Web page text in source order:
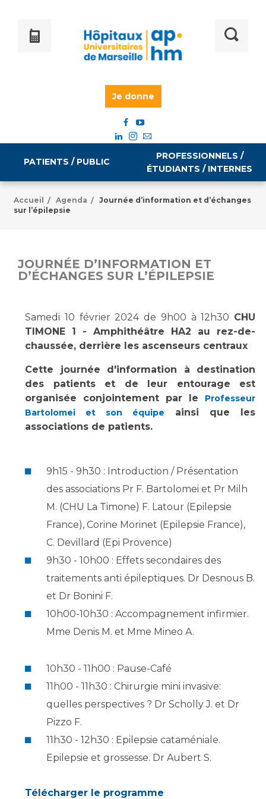
Je donne
PATIENTS / PUBLIC
Informations pratiques
Tarifs
Vous accompagnez, vous rendez visite à un patient
Vous avez un examen d'imagerie ou de radiologie
à réaliser
Vous avez une analyse à réaliser
myaphm, votre espace santé en ligne
Infos COVID-19
Culture à l'hôpital
Laïcité et cultes
Les associations
Livret d'accueil
Salon des familles
Transports sanitaires
Vos droits, vos devoirs
Handicap
Pôle Médecine Physique et Réadaptation
Accueil sourds et malentendants
Charte Romain Jacob
Activité physique
PROFESSIONNELS /
ÉTUDIANTS / INTERNES
Égalité professionnelle
Emploi / formation
Emplois administratifs
Emplois médicaux
Espace Formation
Emplois techniques et médico-techniques
Emplois divers
Emplois socio-éducatifs
Statuts
Chercheurs
La recherche clinique à l'AP-HM
Les structures de recherche
Écoles et Instituts de Formation
Plateforme des internes
Professionnels de santé
Adresser un patient
Réseaux de soins
Adresser un examen au Laboratoire de Biologie
Radiologie / Imagerie
Accueil / Agenda /
Journée d’information et d’échanges
sur l’épilepsie
JOURNÉE D’INFORMATION ET
D’ÉCHANGES SUR L’ÉPILEPSIE
Samedi 10 février 2024 de 9h00 à 12h30 CHU
TIMONE 1 - Amphithéâtre HA2 au rez-de-
chaussée, derrière les ascenseurs centraux
Cette journée d'information à destination
des patients et de leur entourage est
organisée conjointement par le Professeur
Bartolomei et son équipe ainsi que les
associations de patients.
9h15 - 9h30 : Introduction / Présentation
des associations Pr F. Bartolomei et Pr Milh
M. (CHU La Timone) F. Latour (Epilepsie
France), Corine Morinet (Epilepsie France),
C. Devillard (Epi Provence)
9h30 - 10h00 : Effets secondaires des
traitements anti épileptiques. Dr Desnous B.
et Dr Bonini F.
10h00-10h30 : Accompagnement infirmier.
Mme Denis M. et Mme Mineo A.
10h30 - 11h00 : Pause-Café
11h00 - 11h30 : Chirurgie mini invasive:
quelles perspectives ? Dr Scholly J. et Dr
Pizzo F.
11h30 - 12h30 : Epilepsie cataméniale.
Epilepsie et grossesse. Dr Aubert S.
Télécharger le programme